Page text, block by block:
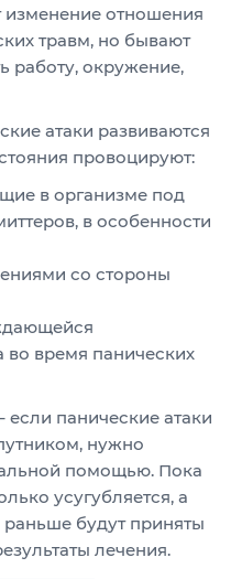
изменение отношения
травм, но бывают
работу, окружение,
атаки развиваются
провоцируют:
в организме под
в особенности
со стороны
во время панических
панические атаки
нужно
помощью. Пока
усугубляется, а
будут приняты
лечения.